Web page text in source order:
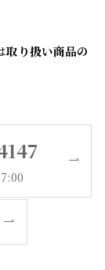
取り扱い商品の